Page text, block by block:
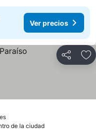
Ver precios
Compartir
Ver precios
de la ciudad